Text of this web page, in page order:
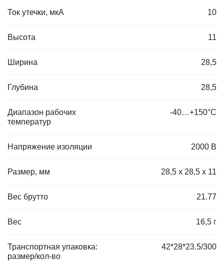
Ток утечки, мкА 10
Высота 11
Ширина 28,5
Глубина 28,5
Диапазон рабочих
температур
-40…+150°С
Напряжение изоляции 2000 В
Размер, мм 28,5 х 28,5 х 11
Вес брутто 21.77
Вес 16,5 г
Транспортная упаковка:
размер/кол-во
42*28*23.5/300